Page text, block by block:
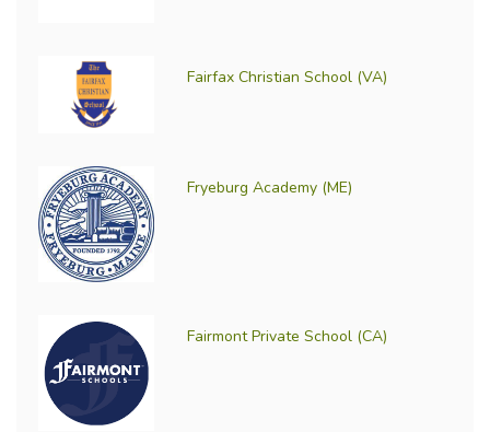
Fairfax Christian School (VA)
Fryeburg Academy (ME)
Fairmont Private School (CA)